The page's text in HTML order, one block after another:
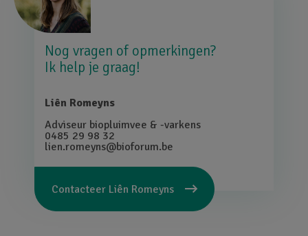
Nog vragen of opmerkingen?
Ik help je graag!
Liên Romeyns
Adviseur biopluimvee & -varkens
0485 29 98 32
lien.romeyns@bioforum.be
Contacteer Liên Romeyns